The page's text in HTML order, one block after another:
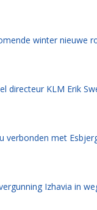
winter nieuwe
directeur KLM Erik
verbonden met
Izhavia in